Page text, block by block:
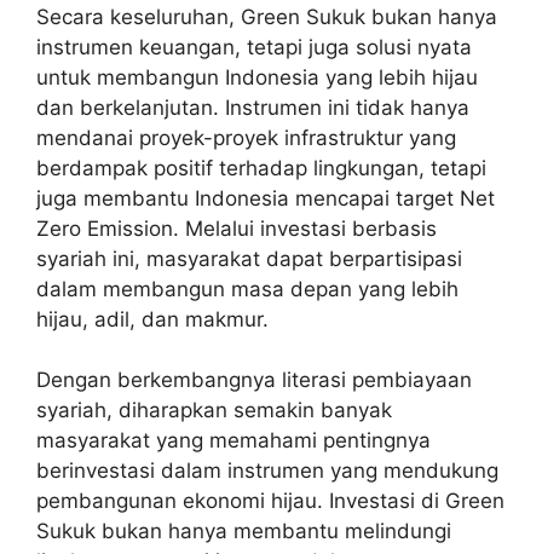
Secara keseluruhan, Green Sukuk bukan hanya
instrumen keuangan, tetapi juga solusi nyata
untuk membangun Indonesia yang lebih hijau
dan berkelanjutan. Instrumen ini tidak hanya
mendanai proyek-proyek infrastruktur yang
berdampak positif terhadap lingkungan, tetapi
juga membantu Indonesia mencapai target Net
Zero Emission. Melalui investasi berbasis
syariah ini, masyarakat dapat berpartisipasi
dalam membangun masa depan yang lebih
hijau, adil, dan makmur.
Dengan berkembangnya literasi pembiayaan
syariah, diharapkan semakin banyak
masyarakat yang memahami pentingnya
berinvestasi dalam instrumen yang mendukung
pembangunan ekonomi hijau. Investasi di Green
Sukuk bukan hanya membantu melindungi